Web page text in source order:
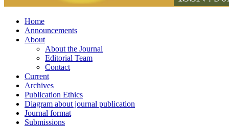
Home
Announcements
About
About the Journal
Editorial Team
Contact
Current
Archives
Publication Ethics
Diagram about journal publication
Journal format
Submissions